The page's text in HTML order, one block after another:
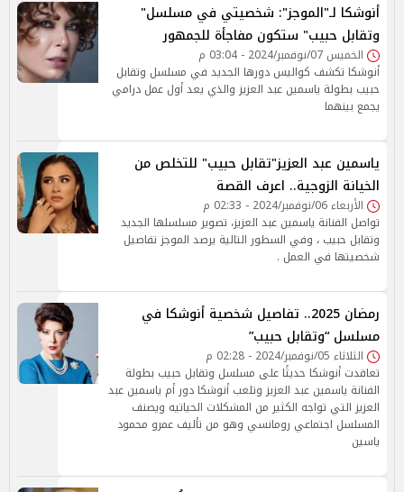
أنوشكا لـ"الموجز": شخصيتي في مسلسل"
وتقابل حبيب" ستكون مفاجأة للجمهور
الخميس 07/نوفمبر/2024 - 03:04 م
أنوشكا تكشف كواليس دورها الجديد في مسلسل وتقابل
حبيب بطولة ياسمين عبد العزيز والذي يعد أول عمل درامي
يجمع بينهما
ياسمين عبد العزيز"تقابل حبيب" للتخلص من
الخيانة الزوجية.. اعرف القصة
الأربعاء 06/نوفمبر/2024 - 02:33 م
تواصل الفنانة ياسمين عبد العزيز، تصوير مسلسلها الجديد
وتقابل حبيب ، وفي السطور التالية يرصد الموجز تفاصيل
شخصيتها في العمل .
رمضان 2025.. تفاصيل شخصية أنوشكا في
مسلسل “وتقابل حبيب”
الثلاثاء 05/نوفمبر/2024 - 02:28 م
تعاقدت أنوشكا حديثًا على مسلسل وتقابل حبيب بطولة
الفنانة ياسمين عبد العزيز وتلعب أنوشكا دور أم ياسمين عبد
العزيز التي تواجه الكثير من المشكلات الحياتيه ويصنف
المسلسل اجتماعي رومانسي وهو من تأليف عمرو محمود
ياسين